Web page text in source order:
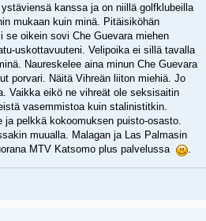
kanssa ja on niillä golfklubeilla
mukaan kuin minä. Pitäisiköhän
se oikein sovi Che Guevara miehen
uskottavuuteni. Velipoika ei sillä tavalla
Naureskelee aina minun Che Guevara
porvari. Näitä Vihreän liiton miehiä. Jo
Vaikka eikö ne vihreät ole seksisaitin
vasemmistoa kuin stalinistitkin.
ja pelkkä kokoomuksen puisto-osasto.
muualla. Malagan ja Las Palmasin
MTV Katsomo plus palvelussa
.